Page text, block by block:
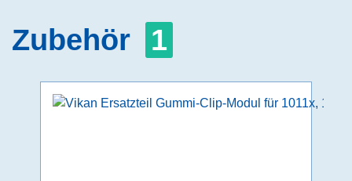
Zubehör 1